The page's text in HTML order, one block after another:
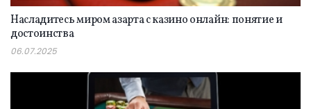
Насладитесь миром азарта с казино онлайн: понятие и
достоинства
06.07.2025